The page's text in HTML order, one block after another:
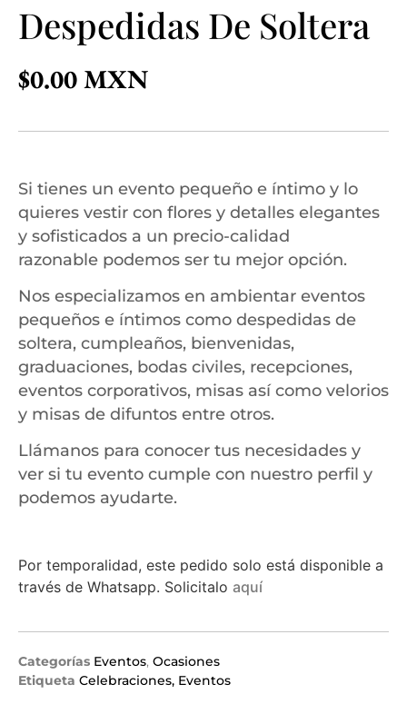
Despedidas De Soltera
$0.00
Si tienes un evento pequeño e íntimo y lo
quieres vestir con flores y detalles elegantes
y sofisticados a un precio-calidad
razonable podemos ser tu mejor opción.
Nos especializamos en ambientar eventos
pequeños e íntimos como despedidas de
soltera, cumpleaños, bienvenidas,
graduaciones, bodas civiles, recepciones,
eventos corporativos, misas así como velorios
y misas de difuntos entre otros.
Llámanos para conocer tus necesidades y
ver si tu evento cumple con nuestro perfil y
podemos ayudarte.
Por temporalidad, este pedido solo está disponible a
través de Whatsapp. Solicitalo aquí
Categorías Eventos, Ocasiones
Etiqueta Celebraciones, Eventos